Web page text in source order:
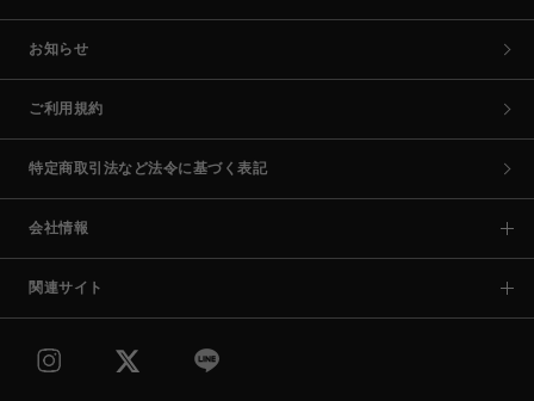
お知らせ
ご利用規約
特定商取引法など法令に基づく表記
会社情報
関連サイト